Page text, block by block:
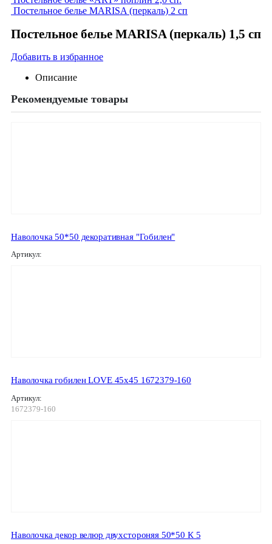
Постельное белье MARISA (перкаль) 2 сп
Постельное белье MARISA (перкаль) 1,5 сп
Добавить в избранное
Описание
Рекомендуемые товары
Наволочка 50*50 декоративная "Гобилен"
Артикул:
Наволочка гобилен LOVE 45х45 1672379-160
Артикул:
1672379-160
Наволочка декор велюр двухстороняя 50*50 К 5